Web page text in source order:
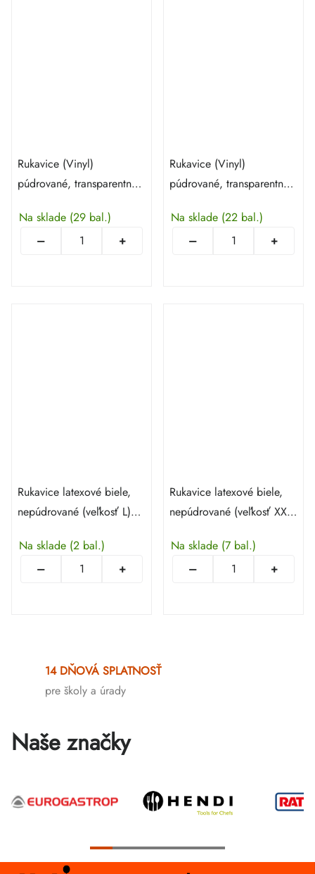
Rukavice (Vinyl)
púdrované, transparentné
Na sklade (29 bal.)
Rukavice (Vinyl)
púdrované, transparentné
Na sklade (22 bal.)
Rukavice latexové biele,
nepúdrované (veľkosť L)
Na sklade (2 bal.)
Rukavice latexové biele,
nepúdrované (veľkosť XXL)
Na sklade (7 bal.)
prvky
14 DŇOVÁ SPLATNOSŤ
pre školy a úrady
Naše značky